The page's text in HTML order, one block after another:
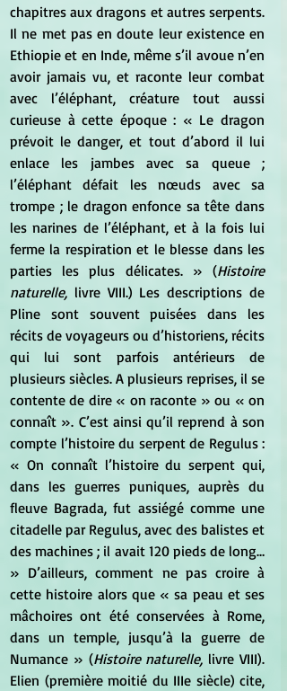
chapitres aux dragons et autres serpents.
Il ne met pas en doute leur existence en
Ethiopie et en Inde, même s’il avoue n’en
avoir jamais vu, et raconte leur combat
avec l’éléphant, créature tout aussi
curieuse à cette époque : « Le dragon
prévoit le danger, et tout d’abord il lui
enlace les jambes avec sa queue ;
l’éléphant défait les nœuds avec sa
trompe ; le dragon enfonce sa tête dans
les narines de l’éléphant, et à la fois lui
ferme la respiration et le blesse dans les
parties les plus délicates. » (Histoire
naturelle, livre VIII.) Les descriptions de
Pline sont souvent puisées dans les
récits de voyageurs ou d’historiens, récits
qui lui sont parfois antérieurs de
plusieurs siècles. A plusieurs reprises, il se
contente de dire « on raconte » ou « on
connaît ». C’est ainsi qu’il reprend à son
compte l’histoire du serpent de Regulus :
« On connaît l’histoire du serpent qui,
dans les guerres puniques, auprès du
fleuve Bagrada, fut assiégé comme une
citadelle par Regulus, avec des balistes et
des machines ; il avait 120 pieds de long…
» D’ailleurs, comment ne pas croire à
cette histoire alors que « sa peau et ses
mâchoires ont été conservées à Rome,
dans un temple, jusqu’à la guerre de
Numance » (Histoire naturelle, livre VIII).
Elien (première moitié du IIIe siècle) cite,